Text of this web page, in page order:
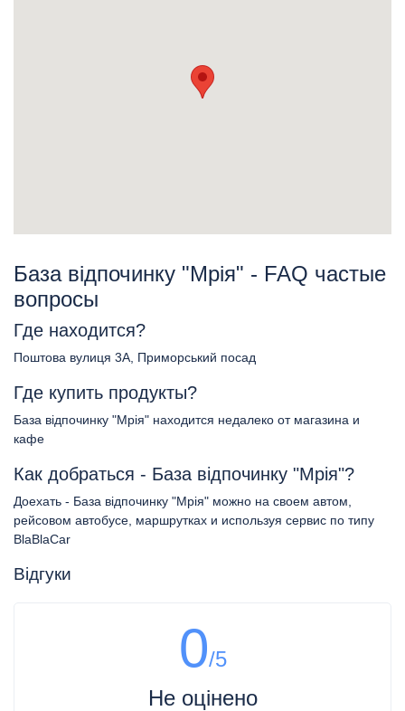
База відпочинку "Мрія" - FAQ частые
вопросы
Где находится?
Поштова вулиця 3А, Приморський посад
Где купить продукты?
База відпочинку "Мрія" находится недалеко от магазина и
кафе
Как добраться - База відпочинку "Мрія"?
Доехать - База відпочинку "Мрія" можно на своем автом,
рейсовом автобусе, маршрутках и используя сервис по типу
BlaBlaCar
Відгуки
0/5
Не оцінено